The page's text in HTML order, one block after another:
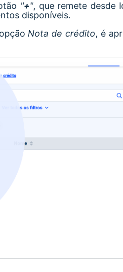
"+", que remete desde
disponíveis.
Nota de crédito, é